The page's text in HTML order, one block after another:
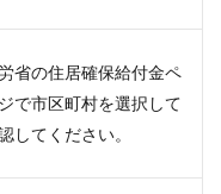
省の住居確保給付金ペ
で市区町村を選択して
してください。